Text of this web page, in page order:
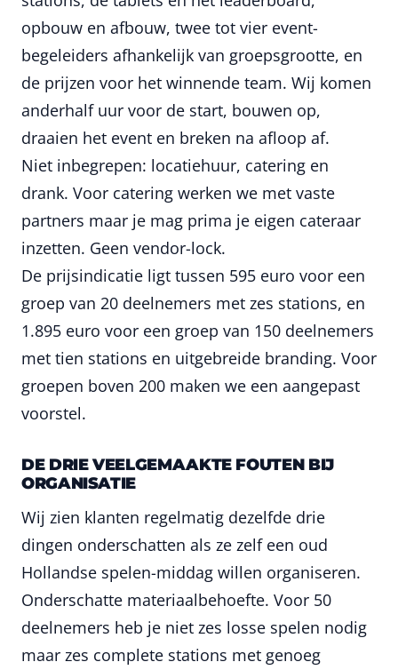
opbouw en afbouw, twee tot vier event-
begeleiders afhankelijk van groepsgrootte, en
de prijzen voor het winnende team. Wij komen
anderhalf uur voor de start, bouwen op,
draaien het event en breken na afloop af.
Niet inbegrepen: locatiehuur, catering en
drank. Voor catering werken we met vaste
partners maar je mag prima je eigen cateraar
inzetten. Geen vendor-lock.
De prijsindicatie ligt tussen 595 euro voor een
groep van 20 deelnemers met zes stations, en
1.895 euro voor een groep van 150 deelnemers
met tien stations en uitgebreide branding. Voor
groepen boven 200 maken we een aangepast
voorstel.
DE DRIE VEELGEMAAKTE FOUTEN BIJ
ORGANISATIE
Wij zien klanten regelmatig dezelfde drie
dingen onderschatten als ze zelf een oud
Hollandse spelen-middag willen organiseren.
Onderschatte materiaalbehoefte. Voor 50
deelnemers heb je niet zes losse spelen nodig
maar zes complete stations met genoeg